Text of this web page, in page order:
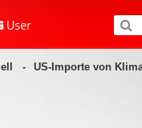
User
US-Importe von